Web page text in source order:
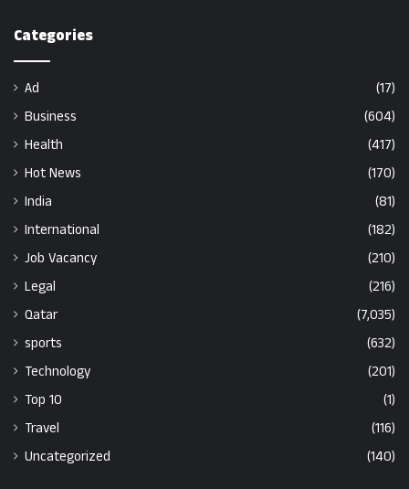
Categories
Ad
(17)
Business
(604)
Health
(417)
Hot News
(170)
India
(81)
International
(182)
Job Vacancy
(210)
Legal
(216)
Qatar
(7,035)
sports
(632)
Technology
(201)
Top 10
(1)
Travel
(116)
Uncategorized
(140)